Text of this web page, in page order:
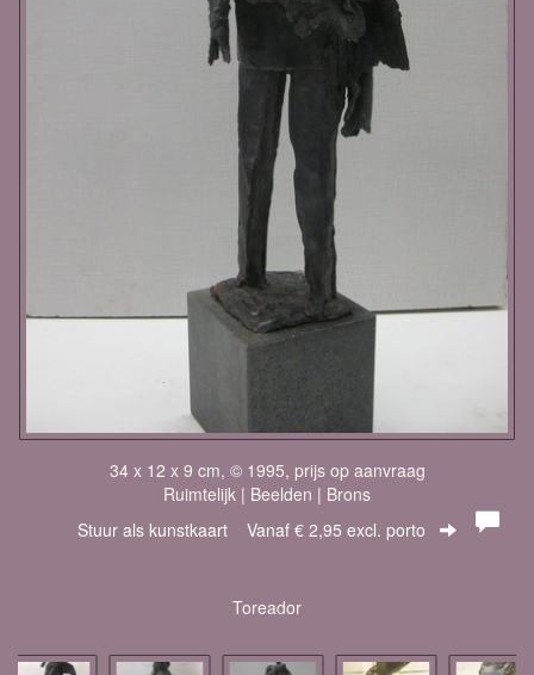
34 x 12 x 9 cm, © 1995, prijs op aanvraag
Ruimtelijk | Beelden | Brons
Stuur als kunstkaart Vanaf € 2,95 excl. porto
Toreador